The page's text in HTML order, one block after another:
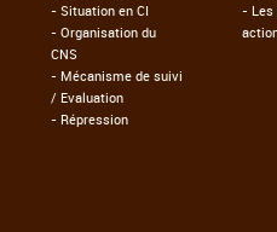
- Situation en CI
- Organisation du
CNS
- Mécanisme de suivi
/ Evaluation
- Répression
-